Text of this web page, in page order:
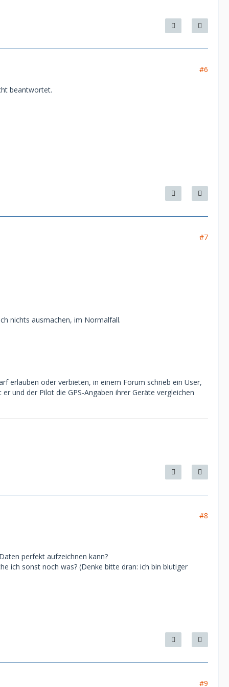
#6
beantwortet.
#7
nichts ausmachen, im Normalfall.
erlauben oder verbieten, in einem Forum schrieb ein User,
und der Pilot die GPS-Angaben ihrer Geräte vergleichen
#8
perfekt aufzeichnen kann?
ich sonst noch was? (Denke bitte dran: ich bin blutiger
#9